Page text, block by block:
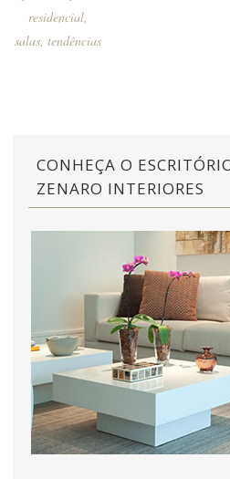
residencial,
salas, tendências
CONHEÇA O
ZENARO INTERIORES